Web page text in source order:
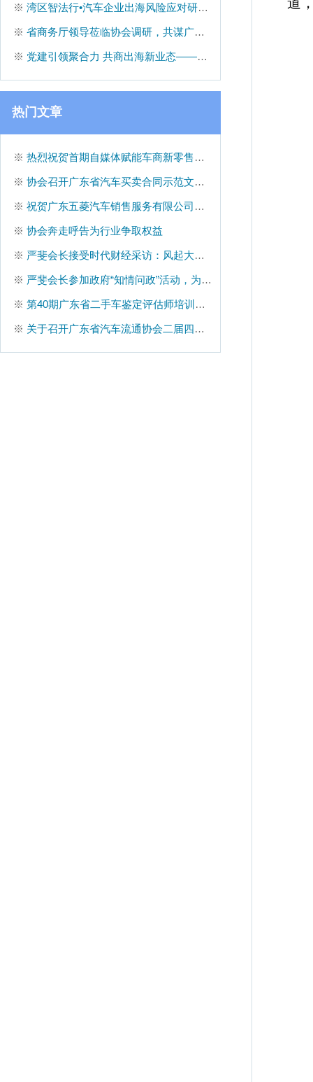
※ 湾区智法行•汽车企业出海风险应对研讨会”成功举办
※ 省商务厅领导莅临协会调研，共谋广东二手车高质量发展新篇章
※ 党建引领聚合力 共商出海新业态——政企协党支部联合开展党建共建活动
热门文章
※ 热烈祝贺首期自媒体赋能车商新零售培训班圆满结束
※ 协会召开广东省汽车买卖合同示范文本座谈会
※ 祝贺广东五菱汽车销售服务有限公司增选为省汽协副会长单位
※ 协会奔走呼告为行业争取权益
※ 严斐会长接受时代财经采访：风起大湾区|汽车流通行业“朋友圈”壮大
※ 严斐会长参加政府“知情问政”活动，为行业问政
※ 第40期广东省二手车鉴定评估师培训班圆满结束
※ 关于召开广东省汽车流通协会二届四次理事扩大会的通知